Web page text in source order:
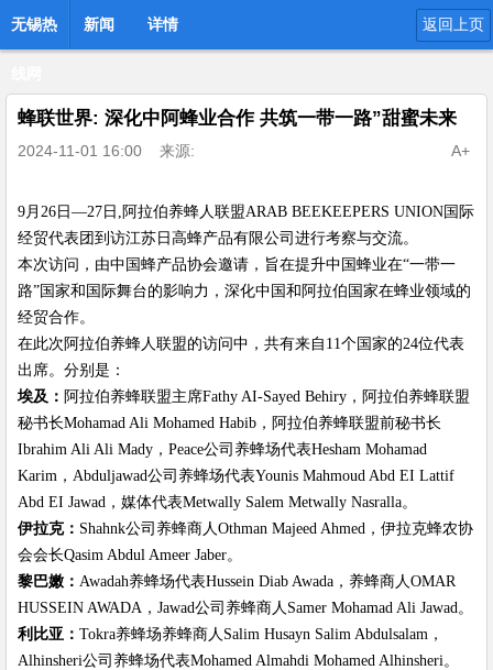
无锡热 新闻 详情 返回上页
蜂联世界: 深化中阿蜂业合作 共筑一带一路”甜蜜未来
2024-11-01 16:00 来源: A+
9月26日—27日,阿拉伯养蜂人联盟ARAB BEEKEEPERS UNION国际
经贸代表团到访江苏日高蜂产品有限公司进行考察与交流。
本次访问，由中国蜂产品协会邀请，旨在提升中国蜂业在“一带一
路”国家和国际舞台的影响力，深化中国和阿拉伯国家在蜂业领域的
经贸合作。
在此次阿拉伯养蜂人联盟的访问中，共有来自11个国家的24位代表
出席。分别是：
埃及： 阿拉伯养蜂联盟主席Fathy AI-Sayed Behiry，阿拉伯养蜂联盟
秘书长Mohamad Ali Mohamed Habib，阿拉伯养蜂联盟前秘书长
Ibrahim Ali Ali Mady，Peace公司养蜂场代表Hesham Mohamad
Karim，Abduljawad公司养蜂场代表Younis Mahmoud Abd EI Lattif
Abd EI Jawad，媒体代表Metwally Salem Metwally Nasralla。
伊拉克： Shahnk公司养蜂商人Othman Majeed Ahmed，伊拉克蜂农协
会会长Qasim Abdul Ameer Jaber。
黎巴嫩： Awadah养蜂场代表Hussein Diab Awada，养蜂商人OMAR
HUSSEIN AWADA，Jawad公司养蜂商人Samer Mohamad Ali Jawad。
利比亚： Tokra养蜂场养蜂商人Salim Husayn Salim Abdulsalam，
Alhinsheri公司养蜂场代表Mohamed Almahdi Mohamed Alhinsheri。